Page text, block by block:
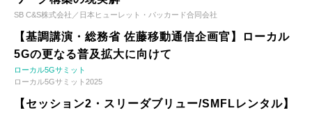
SB C&S株式会社／日本ヒューレット・パッカード合同会社
【基調講演・総務省 佐藤移動通信企画官】ローカル
5Gの更なる普及拡大に向けて
ローカル5Gサミット
ローカル5Gサミット2025
【セッション2・スリーダブリュー/SMFLレンタル】